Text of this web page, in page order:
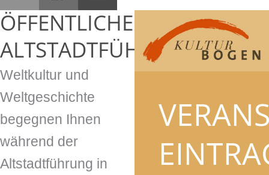
ÖFFENTLICHE
ALTSTADTFÜHRUNG
Weltkultur und
Weltgeschichte
begegnen Ihnen
während der
Altstadtführung in